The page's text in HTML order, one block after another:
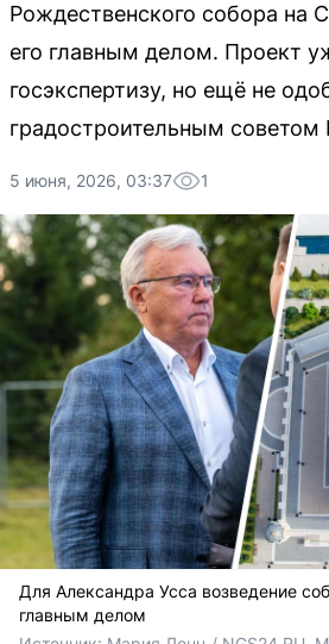
Рождественского собора на
его главным делом. Проект
госэкспертизу, но ещё не
градостроительным советом
5 июня, 2026, 03:37 1
Для Александра Усса возведение
главным делом